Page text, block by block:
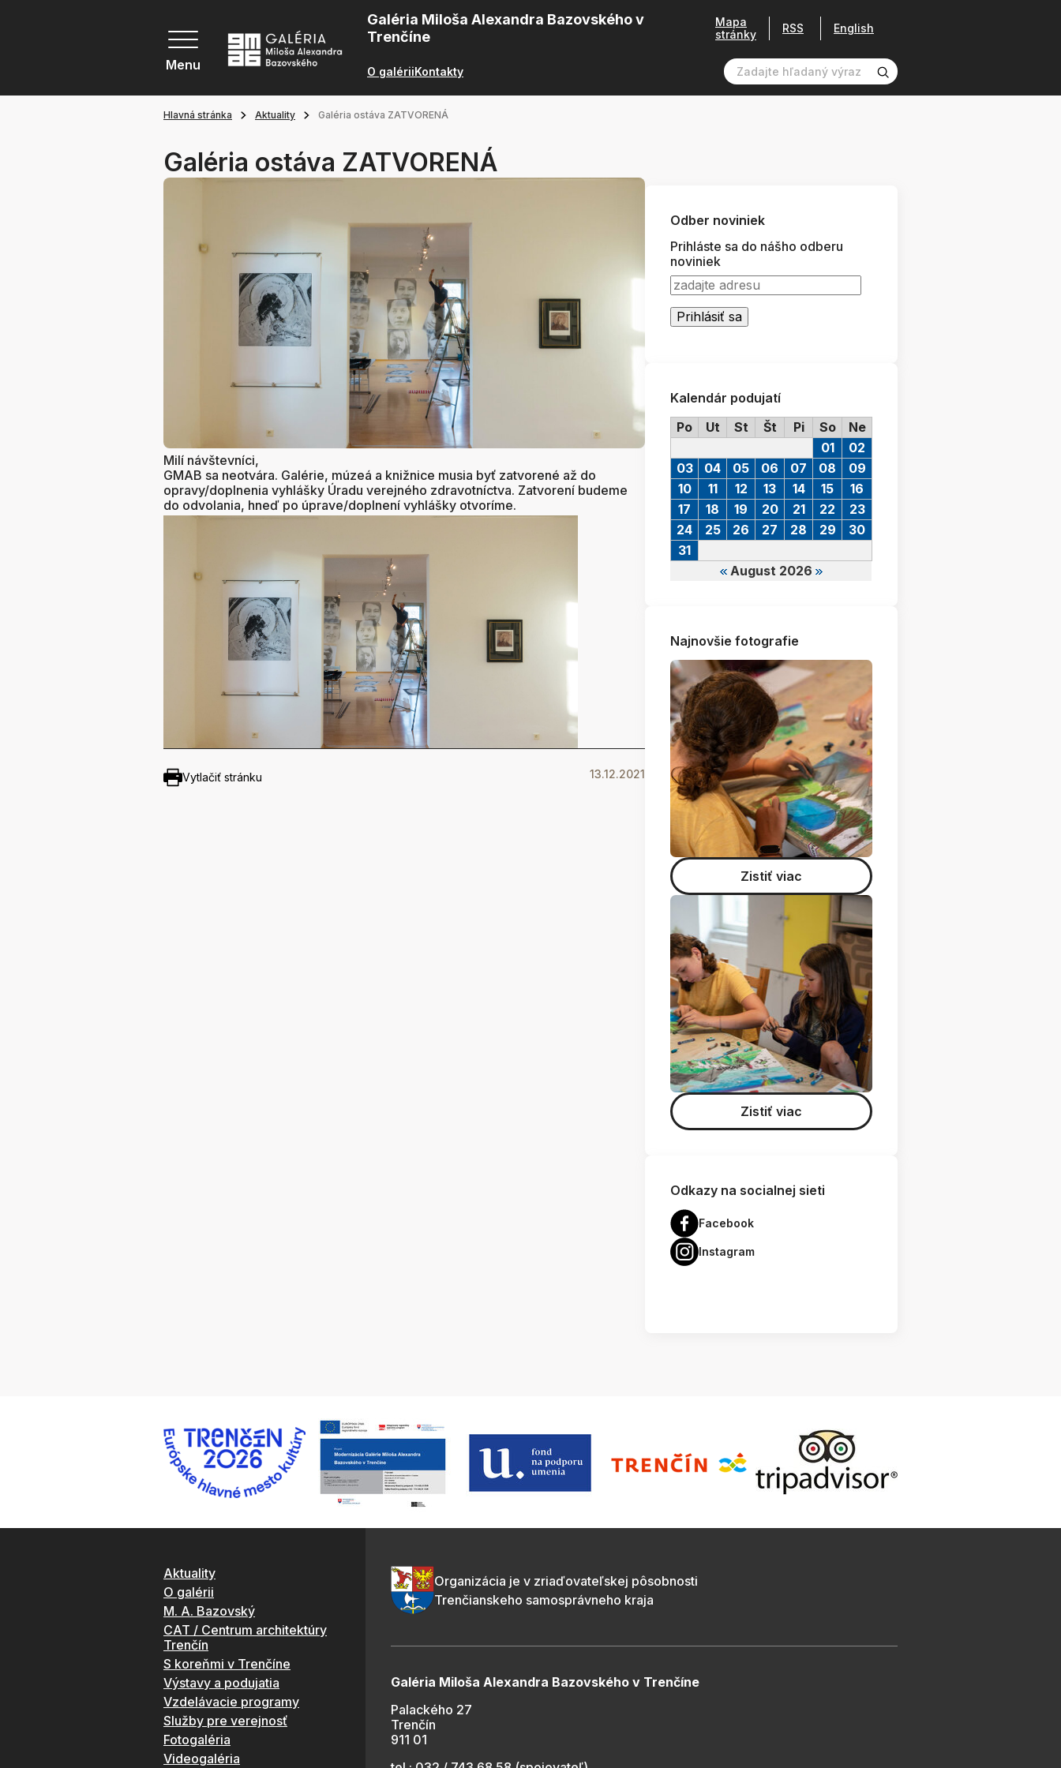
Menu
Galéria Miloša Alexandra Bazovského v
Trenčíne
O galériiKontakty
Mapa
stránky
RSS English
Hlavná stránka Aktuality Galéria ostáva ZATVORENÁ
Galéria ostáva ZATVORENÁ
Milí návštevníci,
GMAB sa neotvára. Galérie, múzeá a knižnice musia byť zatvorené až do
opravy/doplnenia vyhlášky Úradu verejného zdravotníctva. Zatvorení budeme
do odvolania, hneď po úprave/doplnení vyhlášky otvoríme.
Vytlačiť stránku 13.12.2021
Odber noviniek
Prihláste sa do nášho odberu
noviniek
Kalendár podujatí
Po
Ut St Št Pi So Ne
August 2026
01
02
03
04 05 06 07 08
09
10
11 12 13 14 15
16
17
18 19 20 21 22
23
24
25 26 27 28 29
30
31
Najnovšie fotografie
Zistiť viac
Zistiť viac
Odkazy na socialnej sieti
Facebook
Instagram
Aktuality
O galérii
M. A. Bazovský
CAT / Centrum architektúry
Trenčín
S koreňmi v Trenčíne
Výstavy a podujatia
Vzdelávacie programy
Služby pre verejnosť
Fotogaléria
Videogaléria
Organizácia je v zriaďovateľskej pôsobnosti
Trenčianskeho samosprávneho kraja
Galéria Miloša Alexandra Bazovského v Trenčíne
Palackého 27
Trenčín
911 01